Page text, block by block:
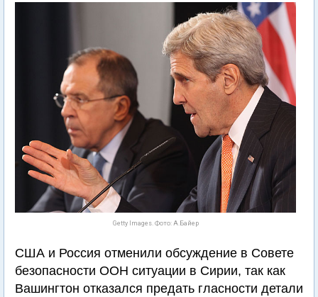
Getty Images. Фото: А.Байер
США и Россия отменили обсуждение в Совете
безопасности ООН ситуации в Сирии, так как
Вашингтон отказался предать гласности детали